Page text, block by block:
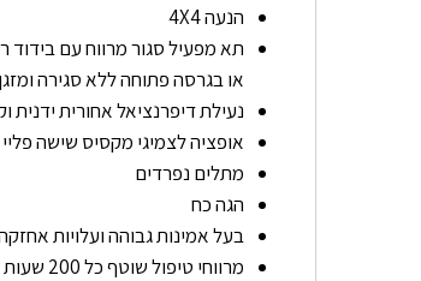
הנעה 4X4
תא מפעיל סגור מרווח עם בידוד
או בגרסה פתוחה ללא סגירה ומזגן
נעילת דיפרנציאל אחורית
אופציה לצמיגי מקסיס שישה
מתלים נפרדים
הגה כח
בעל אמינות גבוהה ועלויות
מרווחי טיפול שוטף כל 200 שעות לפי הוראות יצרן